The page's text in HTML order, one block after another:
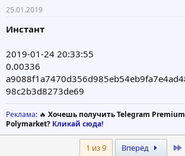
25.01.2019
Инстант
2019-01-24 20:33:55
0.00336
98c2b3d8273de69
Реклама: 🔥 Хочешь получить Telegram Premium
Polymarket? Кликай сюда!
1 из 9 Вперёд